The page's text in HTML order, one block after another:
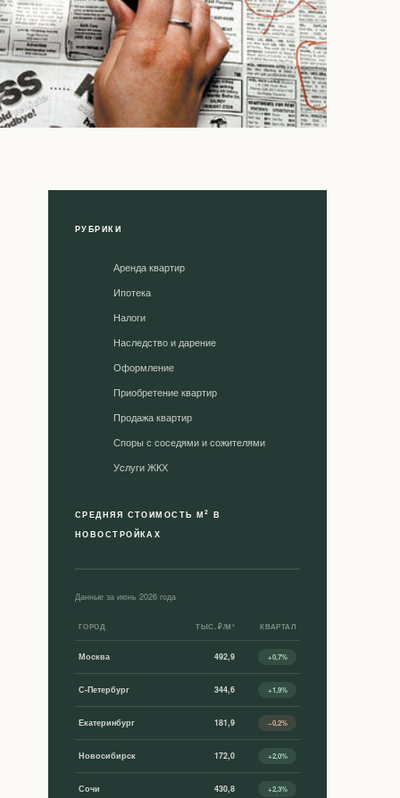
РУБРИКИ
Аренда квартир
Ипотека
Налоги
Наследство и дарение
Оформление
Приобретение квартир
Продажа квартир
Споры с соседями и сожителями
Уcлуги ЖКХ
СРЕДНЯЯ СТОИМОСТЬ М2 В
НОВОСТРОЙКАХ
Данные за июнь 2026 года
ГОРОД ТЫС. ₽/М² КВАРТАЛ
Москва 492,9 +0,7%
С-Петербург 344,6 +1,9%
Екатеринбург 181,9 −0,2%
Новосибирск 172,0 +2,0%
Сочи 430,8 +2,3%